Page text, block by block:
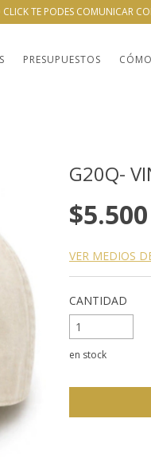
TE PODES COMUNICAR
PRESUPUESTOS
G20Q-
$5.500
VER MEDIOS
CANTIDAD
en stock